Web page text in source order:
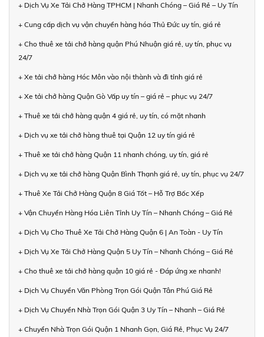
+ Dịch Vụ Xe Tải Chở Hàng TPHCM | Nhanh Chóng – Giá Rẻ – Uy Tín
+ Cung cấp dịch vụ vận chuyển hàng hóa Thủ Đức uy tín, giá rẻ
+ Cho thuê xe tải chở hàng quận Phú Nhuận giá rẻ, uy tín, phục vụ
24/7
+ Xe tải chở hàng Hóc Môn vào nội thành và đi tỉnh giá rẻ
+ Xe tải chở hàng Quận Gò Vấp uy tín – giá rẻ – phục vụ 24/7
+ Thuê xe tải chở hàng quận 4 giá rẻ, uy tín, có mặt nhanh
+ Dịch vụ xe tải chở hàng thuê tại Quận 12 uy tín giá rẻ
+ Thuê xe tải chở hàng Quận 11 nhanh chóng, uy tín, giá rẻ
+ Dịch vụ xe tải chở hàng Quận Bình Thạnh giá rẻ, uy tín, phục vụ 24/7
+ Thuê Xe Tải Chở Hàng Quận 8 Giá Tốt – Hỗ Trợ Bốc Xếp
+ Vận Chuyển Hàng Hóa Liên Tỉnh Uy Tín – Nhanh Chóng – Giá Rẻ
+ Dịch Vụ Cho Thuê Xe Tải Chở Hàng Quận 6 | An Toàn - Uy Tín
+ Dịch Vụ Xe Tải Chở Hàng Quận 5 Uy Tín – Nhanh Chóng – Giá Rẻ
+ Cho thuê xe tải chở hàng quận 10 giá rẻ - Đáp ứng xe nhanh!
+ Dịch Vụ Chuyển Văn Phòng Trọn Gói Quận Tân Phú Giá Rẻ
+ Dịch Vụ Chuyển Nhà Trọn Gói Quận 3 Uy Tín – Nhanh – Giá Rẻ
+ Chuyển Nhà Trọn Gói Quận 1 Nhanh Gọn, Giá Rẻ, Phục Vụ 24/7